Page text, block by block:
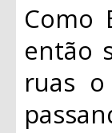
Como
então
ruas